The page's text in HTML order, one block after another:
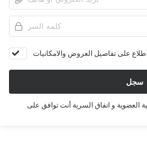
على تفاصيل العروض والامكانيات
سجل
العضوية واتفاق السرية